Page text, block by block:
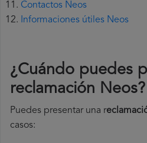
Contactos Neos
Informaciones útiles Neos
¿Cuándo puedes
reclamación Neos?
Puedes presentar una r
casos: